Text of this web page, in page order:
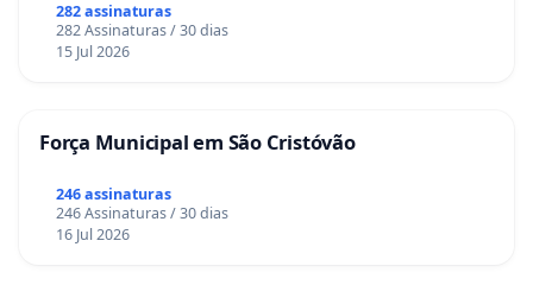
282 assinaturas
282 Assinaturas / 30 dias
15 Jul 2026
Força Municipal em São Cristóvão
246 assinaturas
246 Assinaturas / 30 dias
16 Jul 2026